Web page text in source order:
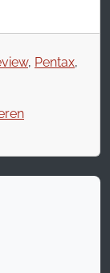
, Pentax,